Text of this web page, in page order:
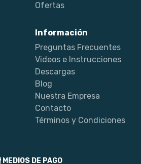
Ofertas
Información
Preguntas Frecuentes
Videos e Instrucciones
Descargas
Blog
Nuestra Empresa
Contacto
Términos y Condiciones
MEDIOS DE PAGO